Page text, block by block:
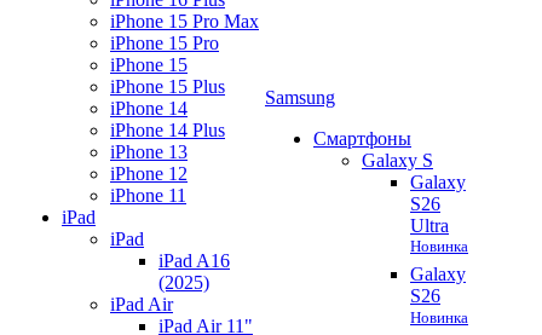
iPhone 15 Pro Max
iPhone 15 Pro
iPhone 15
iPhone 15 Plus
iPhone 14
iPhone 14 Plus
iPhone 13
iPhone 12
iPhone 11
iPad
iPad
iPad A16
(2025)
iPad Air
iPad Air 11"
Samsung
Смартфоны
Galaxy S
Galaxy
S26
Ultra
Новинка
Galaxy
S26
Новинка